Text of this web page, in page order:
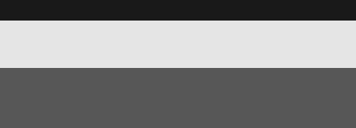
アカウントを
なお、弊